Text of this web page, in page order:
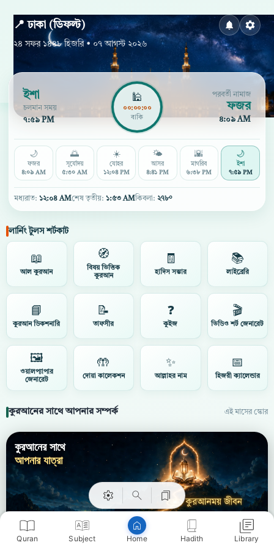
Quran Subject Home Hadith Library
📍 ঢাকা (ডিফল্ট)
২৪ সফর ১৪৪৮ হিজরি • ০৭ আগস্ট ২০২৬
ইশা
চলমান সময়
৭:৫৯ PM
🕌
০০:০০:০০
বাকি
পরবর্তী নামাজ
ফজর
৪:০৯ AM
🌙
ফজর
৪:০৯ AM
🌅
সূর্যোদয়
৫:৩০ AM
☀️
যোহর
১২:০৪ PM
🌤️
আসর
৪:৪১ PM
🌇
মাগরিব
৬:৩৮ PM
🌙
ইশা
৭:৫৯ PM
মধ্যরাত: ১২:০৪ AMশেষ তৃতীয়: ১:৫৩ AMকিবলা: ২৭৮°
লার্নিং টুলস শর্টকাট
📖
আল কুরআন
🧭
বিষয় ভিত্তিক
কুরআন
🧾
হাদিস সম্ভার
📚
লাইব্রেরি
📘
কুরআন ডিকশনারি
📝
তাফসীর
❓
কুইজ
🎬
ভিডিও শর্ট জেনারেট
🖼️
ওয়ালপ্যাপার
জেনারেট
🤲
দোয়া কালেকশন
✨
আল্লাহর নাম
📅
হিজরী ক্যালেন্ডার
কুরআনের সাথে আপনার সম্পর্ক এই মাসের স্কোর
কুরআনের সাথে
আপনার যাত্রা
ডিটেইলস ›
Copy